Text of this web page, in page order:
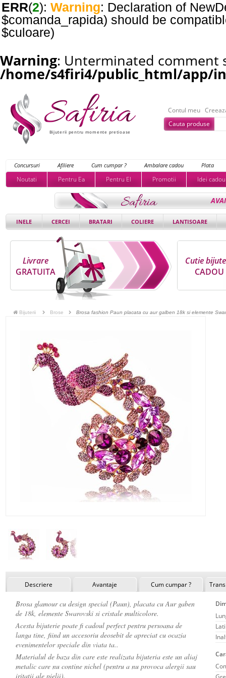
ERR(2): Warning: Declaration of
$comanda_rapida) should be
$culoare)
Warning: Unterminated comment
/home/s4firi4/public_html/app/
Bijuterii pentru momente pretioase
Contul meu
Cauta produse
Concursuri Afiliere Cum cumpar ? Ambalare cadou Plata
Noutati Pentru Ea Pentru El Promotii Idei
INELE CERCEI BRATARI COLIERE LANTISOARE
Livrare
GRATUITA
Cutie
CADOU
Bijuterii Brose Brosa fashion Paun placata cu aur galben 18k si elemente
Descriere Avantaje Cum cumpar ?
Brosa glamour cu design special (Paun), placata cu Aur gaben
de 18k, elemente Swarovski si cristale multicolore.
Acesta bijuterie poate fi cadoul perfect pentru persoana de
langa tine, fiind un accesoriu deosebit de apreciat cu ocazia
evenimentelor speciale din viata ta..
Materialul de baza din care este realizata bijuteria este un aliaj
metalic care nu contine nichel (pentru a nu provoca alergii sau
iritatii ale pielii).